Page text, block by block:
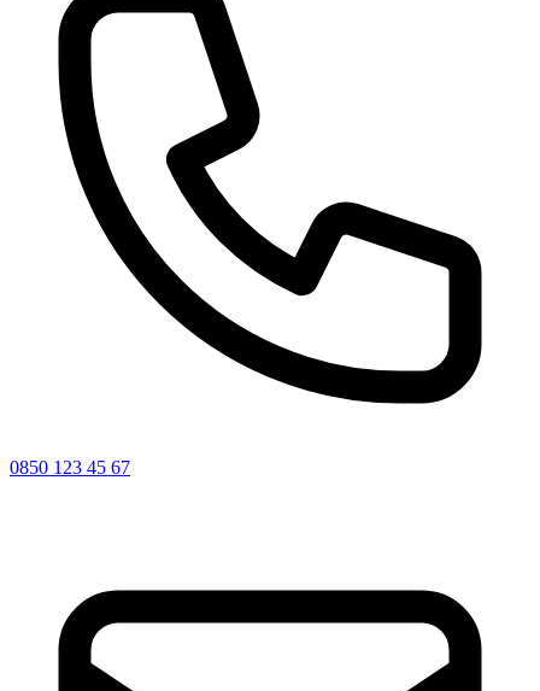
0850 123 45 67